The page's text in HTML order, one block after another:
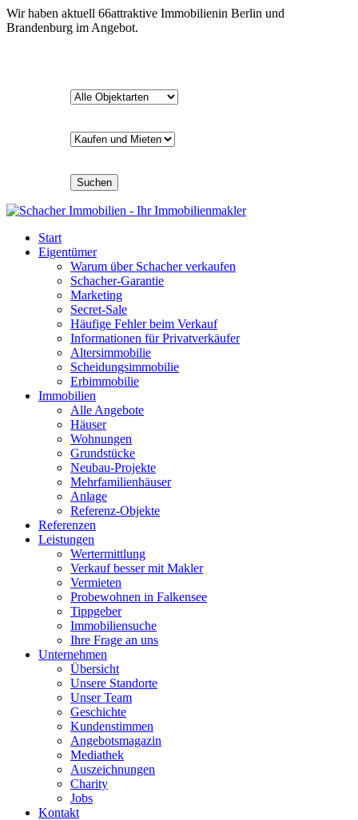
Wir haben aktuell 66attraktive Immobilienin Berlin und
Brandenburg im Angebot.
Suchen
Start
Eigentümer
Warum über Schacher verkaufen
Schacher-Garantie
Marketing
Secret-Sale
Häufige Fehler beim Verkauf
Informationen für Privatverkäufer
Altersimmobilie
Scheidungsimmobilie
Erbimmobilie
Immobilien
Alle Angebote
Häuser
Wohnungen
Grundstücke
Neubau-Projekte
Mehrfamilienhäuser
Anlage
Referenz-Objekte
Referenzen
Leistungen
Wertermittlung
Verkauf besser mit Makler
Vermieten
Probewohnen in Falkensee
Tippgeber
Immobiliensuche
Ihre Frage an uns
Unternehmen
Übersicht
Unsere Standorte
Unser Team
Geschichte
Kundenstimmen
Angebotsmagazin
Mediathek
Auszeichnungen
Charity
Jobs
Kontakt